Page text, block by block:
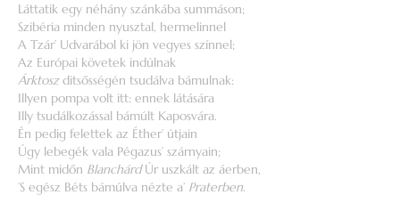
Láttatik egy néhány szánkába summáson;
Szibéria minden nyusztal, hermelinnel
A Tzár’ Udvarábol ki jön vegyes színnel;
Az Európai követek indúlnak
Árktoszditsősségén tsudálva bámulnak:
Illyen pompa volt itt: ennek látására
Illy tsudálkozással bámúlt Kaposvára.
Én pedig felettek az Éther’ útjain
Úgy lebegék vala Pégazus’ szárnyain;
Mint midőn BlanchárdÚr uszkált az áerben,
’S egész Béts bámúlva nézte a’ Praterben.